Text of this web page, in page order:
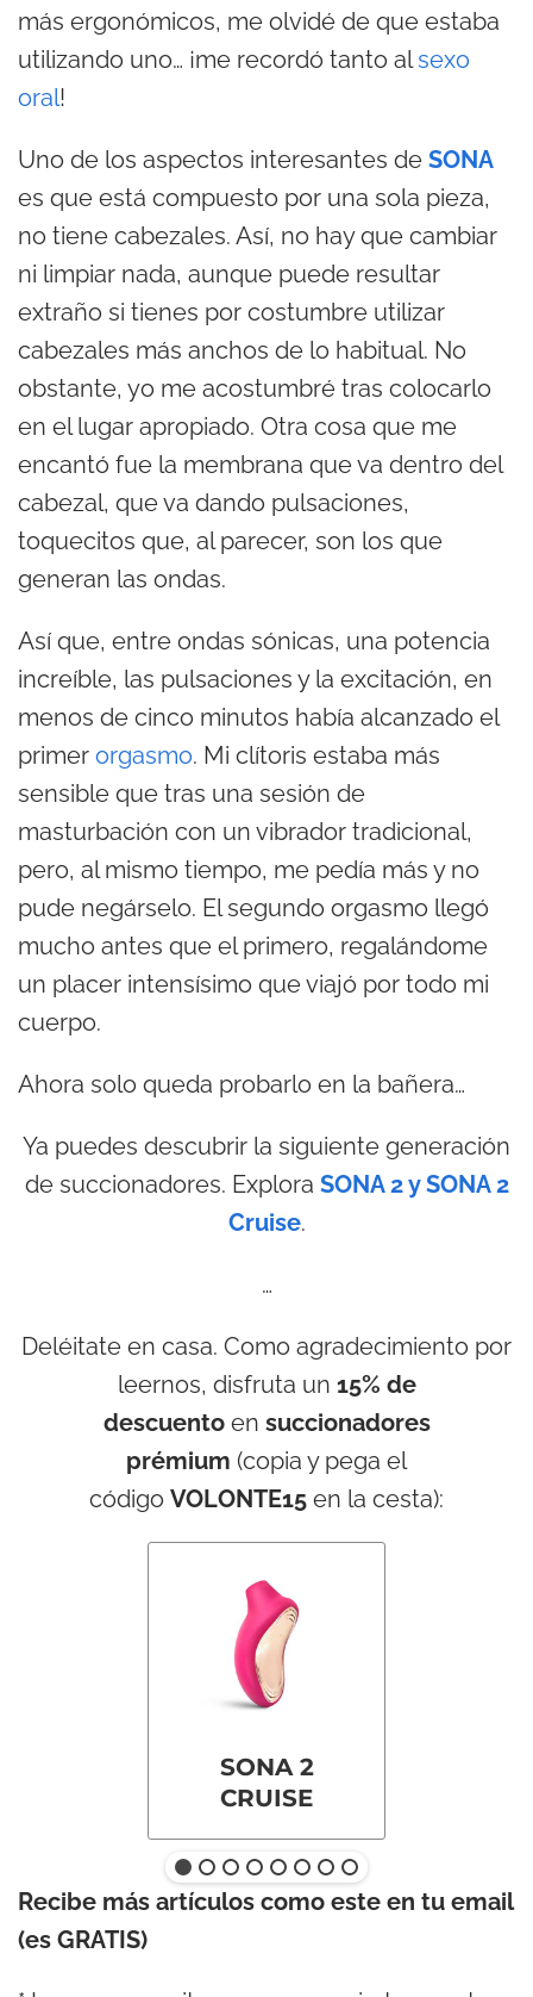
más ergonómicos, me olvidé de que estaba
utilizando uno… ¡me recordó tanto alsexo
oral!
Uno de los aspectos interesantes de SONA
es que está compuesto por una sola pieza,
no tiene cabezales. Así, no hay que cambiar
ni limpiar nada, aunque puede resultar
extraño si tienes por costumbre utilizar
cabezales más anchos de lo habitual. No
obstante, yo me acostumbré tras colocarlo
en el lugar apropiado. Otra cosa que me
encantó fue la membrana que va dentro del
cabezal, que va dando pulsaciones,
toquecitos que, al parecer, son los que
generan las ondas.
Así que, entre ondas sónicas, una potencia
increíble, las pulsaciones y la excitación, en
menos de cinco minutos había alcanzado el
primer orgasmo. Mi clítoris estaba más
sensible que tras una sesión de
masturbación con un vibrador tradicional,
pero, al mismo tiempo, me pedía más y no
pude negárselo. El segundo orgasmo llegó
mucho antes que el primero, regalándome
un placer intensísimo que viajó por todo mi
cuerpo.
Ahora solo queda probarlo en la bañera…
Ya puedes descubrir la siguiente generación
de succionadores. Explora SONA 2 y SONA 2
Cruise.
…
Deléitate en casa. Como agradecimiento por
leernos, disfruta un 15% de
descuentoen succionadores
prémium (copia y pega el
código VOLONTE15 en la cesta):
SONA 2
CRUISE
Recibe más artículos como este en tu email
(es GRATIS)